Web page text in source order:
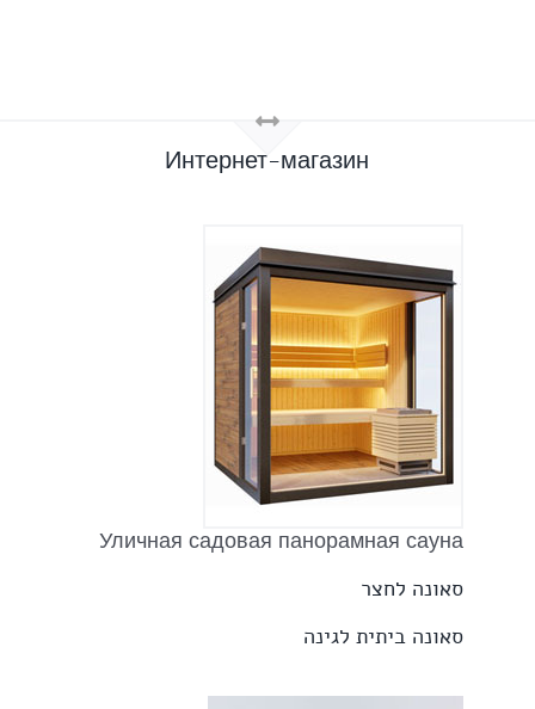
Интернет-магазин
Уличная садовая панорамная сауна
סאונה לחצר
סאונה ביתית לגינה